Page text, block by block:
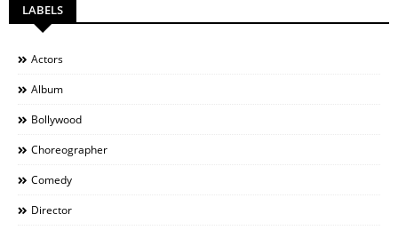
LABELS
Actors
Album
Bollywood
Choreographer
Comedy
Director